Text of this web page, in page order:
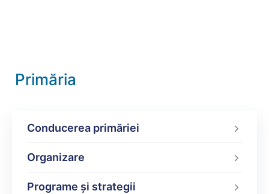
Primăria
Conducerea primăriei
Organizare
Programe şi strategii